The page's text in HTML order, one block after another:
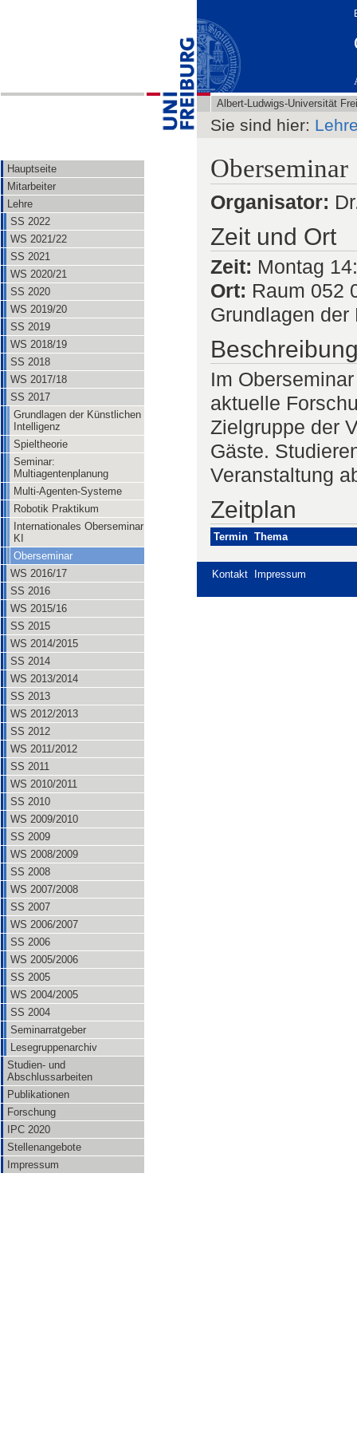
Hauptseite
Mitarbeiter
Lehre
SS 2022
WS 2021/22
SS 2021
WS 2020/21
SS 2020
WS 2019/20
SS 2019
WS 2018/19
SS 2018
WS 2017/18
SS 2017
Grundlagen der Künstlichen
Intelligenz
Spieltheorie
Seminar:
Multiagentenplanung
Multi-Agenten-Systeme
Robotik Praktikum
Internationales Oberseminar
KI
Oberseminar
WS 2016/17
SS 2016
WS 2015/16
SS 2015
WS 2014/2015
SS 2014
WS 2013/2014
SS 2013
WS 2012/2013
SS 2012
WS 2011/2012
SS 2011
WS 2010/2011
SS 2010
WS 2009/2010
SS 2009
WS 2008/2009
SS 2008
WS 2007/2008
SS 2007
WS 2006/2007
SS 2006
WS 2005/2006
SS 2005
WS 2004/2005
SS 2004
Seminarratgeber
Lesegruppenarchiv
Studien- und
Abschlussarbeiten
Publikationen
Forschung
IPC 2020
Stellenangebote
Impressum
Albert-Ludwigs-Universität
Sie sind hier:
Oberseminar
Organisator:
Zeit und Ort
Zeit: Montag
Ort: Raum 052
Grundlagen
Im
aktuelle
Zielgruppe der
Gäste.
Veranstaltung
Zeitplan
Termin Thema
Kontakt Impressum